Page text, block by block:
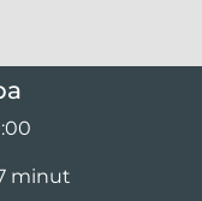
minut